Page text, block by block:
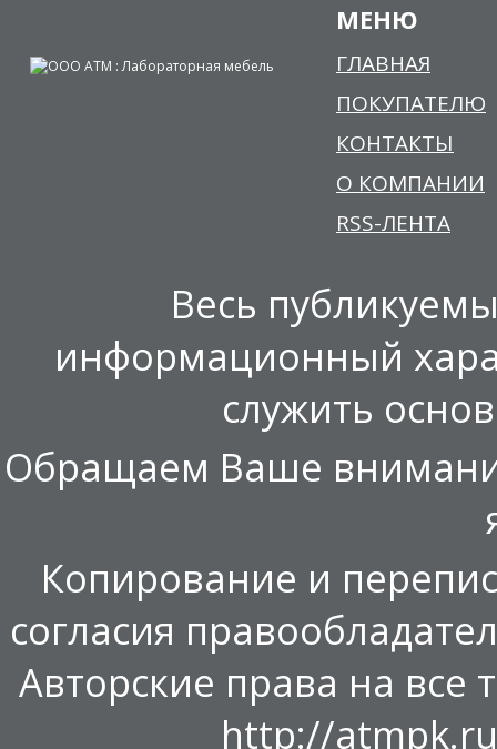
МЕНЮ
ГЛАВНАЯ
ПОКУПАТЕЛЮ
КОНТАКТЫ
О КОМПАНИИ
RSS-ЛЕНТА
Весь
информационный
служить
Обращаем Ваше
Копирование и
согласия
Авторские права на все
http://